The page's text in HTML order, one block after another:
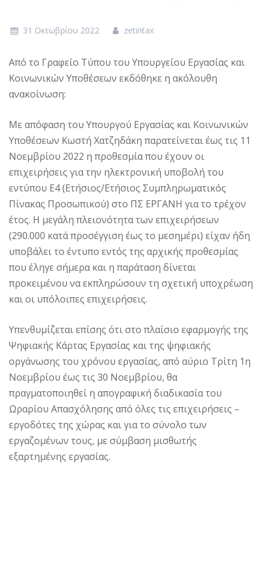
31 Οκτωβρίου 2022 zetintax
Από το Γραφείο Τύπου του Υπουργείου Εργασίας και
Κοινωνικών Υποθέσεων εκδόθηκε η ακόλουθη
ανακοίνωση:
Με απόφαση του Υπουργού Εργασίας και Κοινωνικών
Υποθέσεων Κωστή Χατζηδάκη παρατείνεται έως τις 11
Νοεμβρίου 2022 η προθεσμία που έχουν οι
επιχειρήσεις για την ηλεκτρονική υποβολή του
εντύπου Ε4 (Ετήσιος/Ετήσιος Συμπληρωματικός
Πίνακας Προσωπικού) στο ΠΣ ΕΡΓΑΝΗ για το τρέχον
έτος. Η μεγάλη πλειονότητα των επιχειρήσεων
(290.000 κατά προσέγγιση έως το μεσημέρι) είχαν ήδη
υποβάλει το έντυπο εντός της αρχικής προθεσμίας
που έληγε σήμερα και η παράταση δίνεται
προκειμένου να εκπληρώσουν τη σχετική υποχρέωση
και οι υπόλοιπες επιχειρήσεις.
Υπενθυμίζεται επίσης ότι στο πλαίσιο εφαρμογής της
Ψηφιακής Κάρτας Εργασίας και της ψηφιακής
οργάνωσης του χρόνου εργασίας, από αύριο Τρίτη 1η
Νοεμβρίου έως τις 30 Νοεμβρίου, θα
πραγματοποιηθεί η απογραφική διαδικασία του
Ωραρίου Απασχόλησης από όλες τις επιχειρήσεις –
εργοδότες της χώρας και για το σύνολο των
εργαζομένων τους, με σύμβαση μισθωτής
εξαρτημένης εργασίας.